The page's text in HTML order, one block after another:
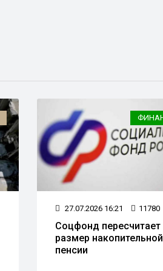
27.07.2026 16:21 11780
Соцфонд пересчитает
размер накопительной
пенсии